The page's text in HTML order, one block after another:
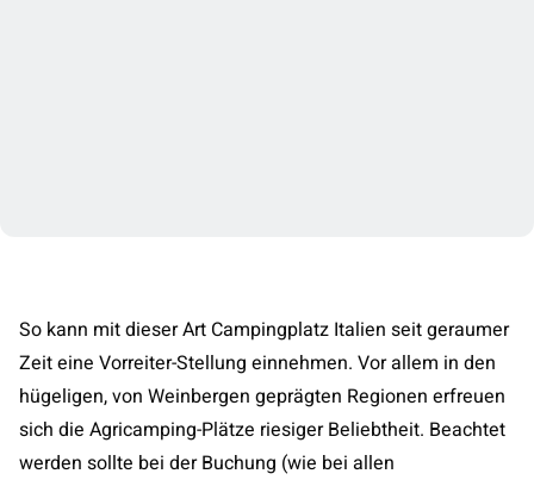
So kann mit dieser Art Campingplatz Italien seit geraumer
Zeit eine Vorreiter-Stellung einnehmen. Vor allem in den
hügeligen, von Weinbergen geprägten Regionen erfreuen
sich die Agricamping-Plätze riesiger Beliebtheit. Beachtet
werden sollte bei der Buchung (wie bei allen